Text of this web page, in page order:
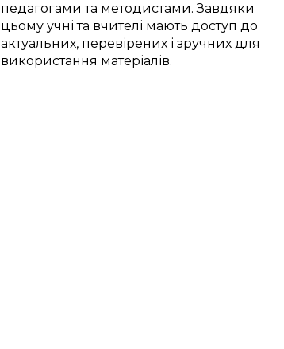
педагогами та методистами. Завдяки
цьому учні та вчителі мають доступ до
актуальних, перевірених і зручних для
використання матеріалів.